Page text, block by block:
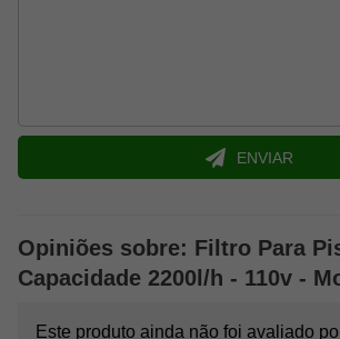
ENVIAR
Opiniões sobre: Filtro Para
Capacidade 2200l/h - 110v -
Este produto ainda não foi avaliado